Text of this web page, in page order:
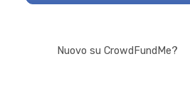
Nuovo su CrowdFundMe?